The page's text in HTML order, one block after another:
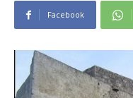
Facebook